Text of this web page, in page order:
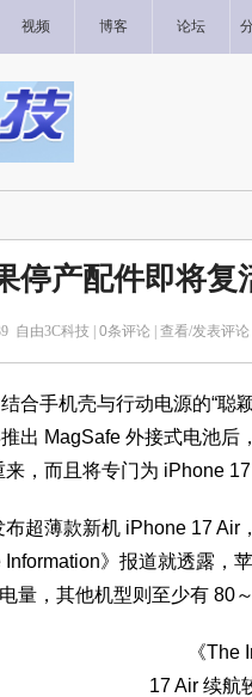
视频 博客 论坛
停产配件即将复
自由3C科技 | 0条评论 | 查看/发表评论
手机壳与行动电源的“聪
出 MagSafe 外接式电池后
，而且将专门为 iPhone 17
薄款新机 iPhone 17 Air
》报道就透露，
量，其他机型则至少有 80
《The
17 Air 续航